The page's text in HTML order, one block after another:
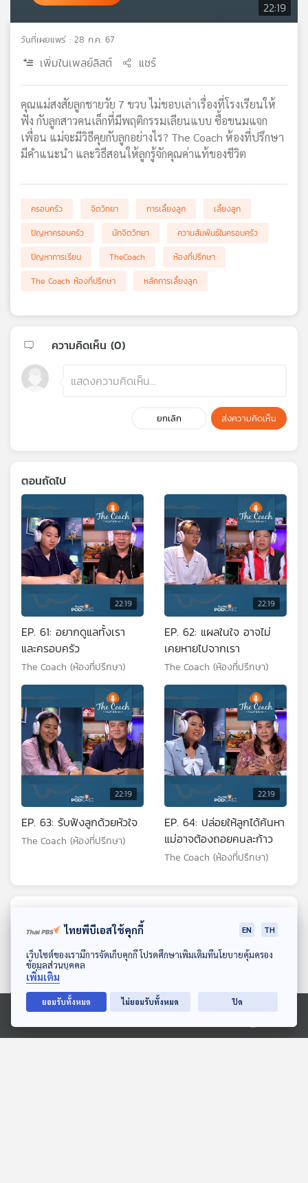
พี
เอส
แผนที่
วิทยุ
เครือ
ข่าย
ดาวน์โหลด Thai PBS Podcast Application
Ⓒ 2020 องค์การกระจายเสียงและแพร่ภาพสาธารณะแห่งประเทศไทย
22:19
วันที่เผยแพร่ : 28 ก.ค. 67
เพิ่มในเพลย์ลิสต์ แชร์
คุณแม่สงสัยลูกชายวัย 7 ขวบ ไม่ชอบเล่าเรื่องที่โรงเรียนให้
ฟัง กับลูกสาวคนเล็กที่มีพฤติกรรมเลียนแบบ ซื้อขนมแจก
เพื่อน แม่จะมีวิธีคุยกับลูกอย่างไร? The Coach ห้องที่ปรึกษา
มีคำแนะนำ และวิธีสอนให้ลูกรู้จักคุณค่าแท้ของชีวิต
ครอบครัว จิตวิทยา การเลี้ยงลูก
เลี้ยงลูก
ปัญหาครอบครัว
นักจิตวิทยา
ความสัมพันธ์ในครอบครัว
ปัญหาการเรียน
TheCoach
ห้องที่ปรึกษา
The Coach ห้องที่ปรึกษา
หลักการเลี้ยงลูก
ความคิดเห็น (0)
ยกเลิก ส่งความคิดเห็น
ตอนถัดไป
22:19
EP. 61: อยากดูแลทั้งเรา
และครอบครัว
The Coach (ห้องที่ปรึกษา)
22:19
EP. 62: แผลในใจ อาจไม่
เคยหายไปจากเรา
The Coach (ห้องที่ปรึกษา)
22:19
EP. 63: รับฟังลูกด้วยหัวใจ
The Coach (ห้องที่ปรึกษา)
22:19
EP. 64: ปล่อยให้ลูกได้ค้นหา
แม่อาจต้องถอยคนละก้าว
The Coach (ห้องที่ปรึกษา)
22:19 22:19
ไทยพีบีเอสใช้คุกกี้ EN TH
เว็บไซต์ของเรามีการจัดเก็บคุกกี้ โปรดศึกษาเพิ่มเติมที่นโยบายคุ้มครอง
ข้อมูลส่วนบุคคล
เพิ่มเติม
ยอมรับทั้งหมด ไม่ยอมรับทั้งหมด ปิด